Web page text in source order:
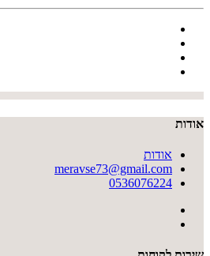
אודות
אודות
meravse73@gmail.com
0536076224